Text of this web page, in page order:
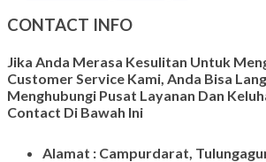
CONTACT INFO
Jika Anda Merasa Kesulitan Untuk
Customer Service Kami, Anda Bisa
Menghubungi Pusat Layanan Dan
Contact Di Bawah Ini
Alamat : Campurdarat,